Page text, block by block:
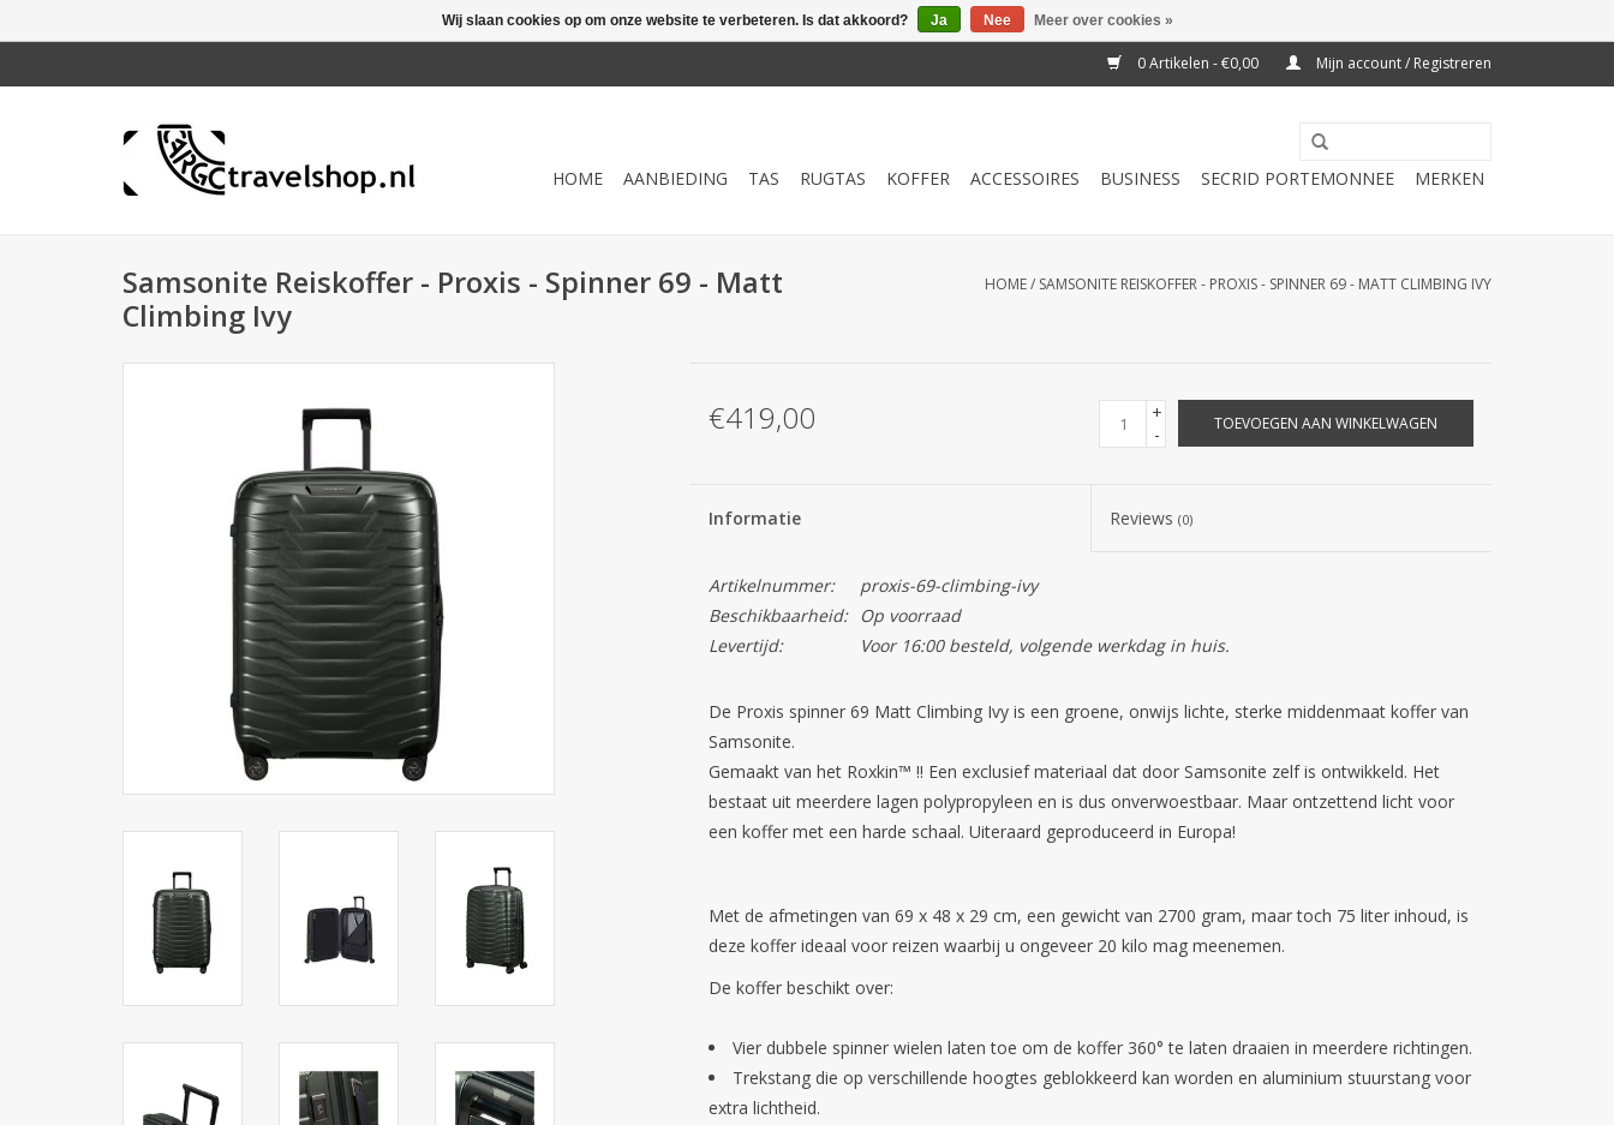
0 Artikelen - €0,00 Mijn account / Registreren
HOME AANBIEDING TAS RUGTAS KOFFER ACCESSOIRES BUSINESS SECRID PORTEMONNEE MERKEN
Samsonite Reiskoffer - Proxis - Spinner 69 - Matt
Climbing Ivy
HOME/ SAMSONITE REISKOFFER - PROXIS - SPINNER 69 - MATT CLIMBING IVY
€419,00
+
-
TOEVOEGEN AAN WINKELWAGEN
Informatie Reviews(0)
Artikelnummer:
proxis-69-climbing-ivy
Beschikbaarheid:
Op voorraad
Levertijd:
Voor 16:00 besteld, volgende werkdag in huis.
De Proxis spinner 69 Matt Climbing Ivy is een groene, onwijs lichte, sterke middenmaat koffer van
Samsonite.
Gemaakt van het Roxkin™ !! Een exclusief materiaal dat door Samsonite zelf is ontwikkeld. Het
bestaat uit meerdere lagen polypropyleen en is dus onverwoestbaar. Maar ontzettend licht voor
een koffer met een harde schaal. Uiteraard geproduceerd in Europa!
Met de afmetingen van 69 x 48 x 29 cm, een gewicht van 2700 gram, maar toch 75 liter inhoud, is
deze koffer ideaal voor reizen waarbij u ongeveer 20 kilo mag meenemen.
De koffer beschikt over:
Vier dubbele spinner wielen laten toe om de koffer 360° te laten draaien in meerdere richtingen.
Trekstang die op verschillende hoogtes geblokkeerd kan worden en aluminium stuurstang voor
extra lichtheid.
Wij slaan cookies op om onze website te verbeteren. Is dat akkoord? Ja Nee Meer over cookies »